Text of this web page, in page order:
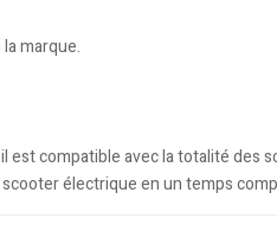
marque.
compatible avec la totalité des
électrique en un temps